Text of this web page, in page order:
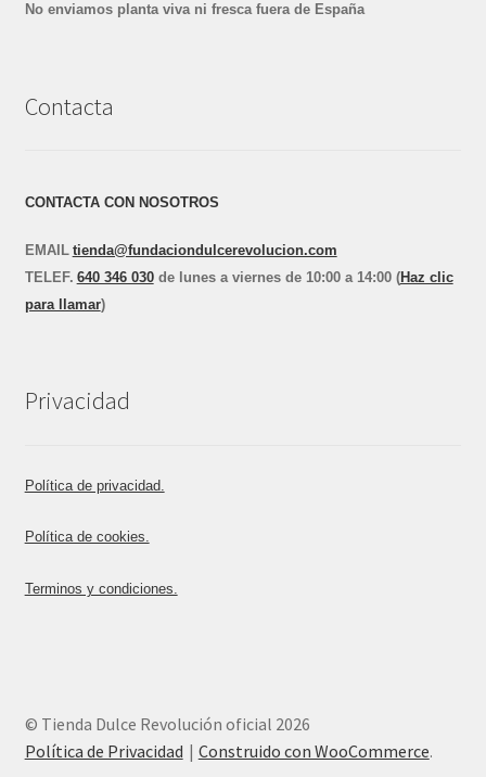
No enviamos planta viva ni fresca fuera de España
Contacta
CONTACTA CON NOSOTROS
EMAIL tienda@fundaciondulcerevolucion.com
TELE F. 640 346 030de lunes a viernes de 10:00 a 14:00 (Haz clic
para llamar)
Privacidad
Política de privacidad.
Política de cookies.
Terminos y condiciones.
© Tienda Dulce Revolución oficial 2026
Política de Privacidad
Construido con WooCommerce.